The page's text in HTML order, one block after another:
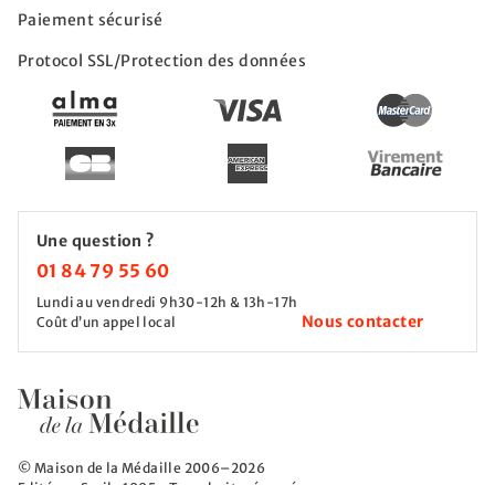
© Maison de la Médaille 2006–2026
Paiement sécurisé
Protocol SSL/Protection des données
Une question ?
01 84 79 55 60
Lundi au vendredi 9h30-12h & 13h-17h
Coût d’un appel local
Nous contacter